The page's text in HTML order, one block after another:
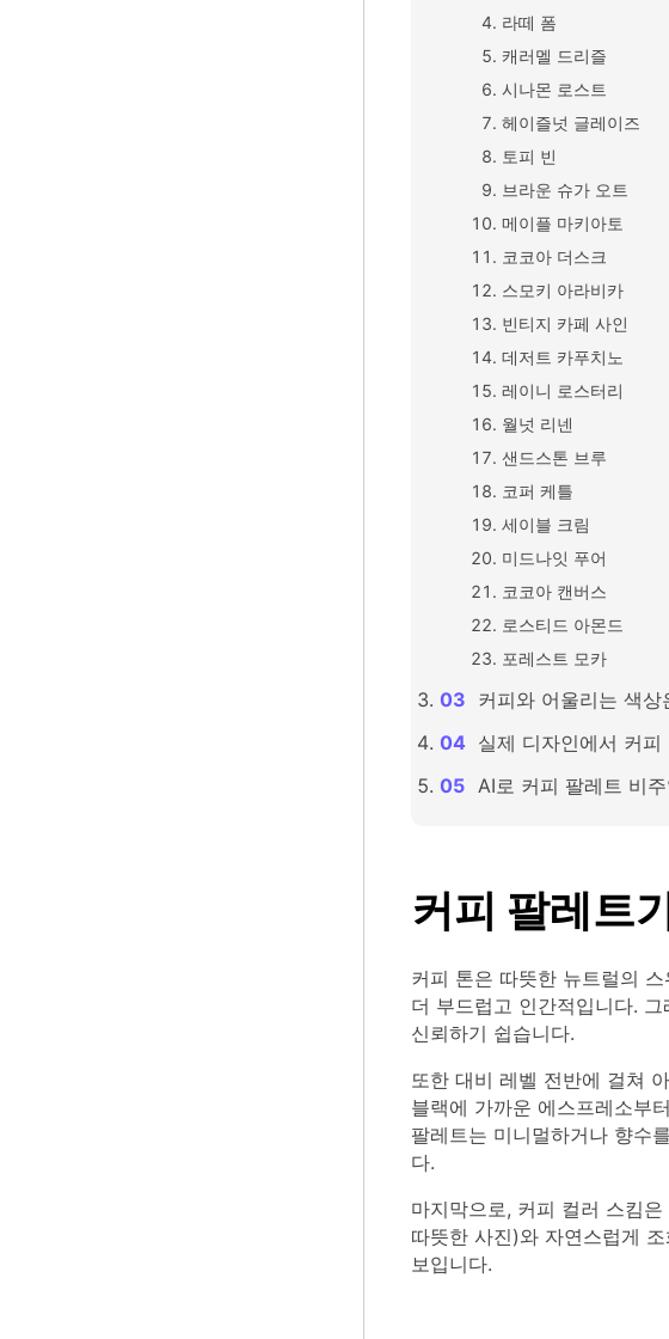
라떼 폼
캐러멜 드리즐
시나몬 로스트
헤이즐넛 글레이즈
토피 빈
브라운 슈가 오트
메이플 마키아토
코코아 더스크
스모키 아라비카
빈티지 카페 사인
데저트 카푸치노
레이니 로스터리
월넛 리넨
샌드스톤 브루
코퍼 케틀
세이블 크림
미드나잇 푸어
코코아 캔버스
로스티드 아몬드
포레스트 모카
커피와 어울리는 색상
실제 디자인에서 커
AI로 커피 팔레트 비
커피 팔레트
커피 톤은 따뜻한 뉴트럴의
더 부드럽고 인간적입니다.
신뢰하기 쉽습니다.
또한 대비 레벨 전반에 걸쳐
블랙에 가까운 에스프레소부
팔레트는 미니멀하거나 향수
다.
마지막으로, 커피 컬러 스킴
따뜻한 사진)와 자연스럽게
보입니다.